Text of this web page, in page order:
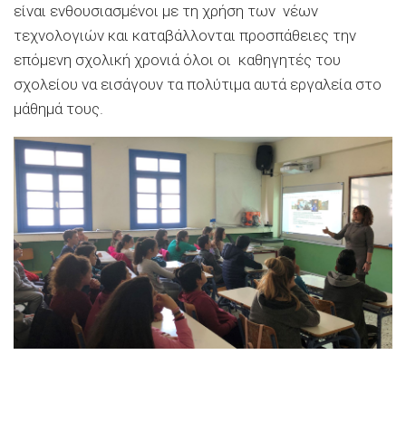
είναι ενθουσιασμένοι με τη χρήση των νέων
τεχνολογιών και καταβάλλονται προσπάθειες την
επόμενη σχολική χρονιά όλοι οι καθηγητές του
σχολείου να εισάγουν τα πολύτιμα αυτά εργαλεία στο
μάθημά τους.